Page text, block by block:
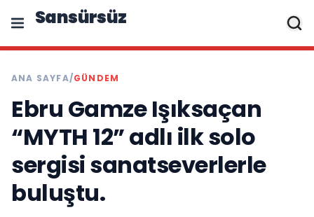
Sansürsüz
ANA SAYFA/GÜNDEM
Ebru Gamze Işıksaçan
“MYTH 12” adlı ilk solo
sergisi sanatseverlerle
buluştu.